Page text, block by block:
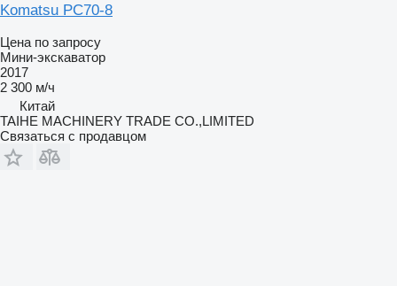
Komatsu PC70-8
Цена по запросу
Мини-экскаватор
2017
2 300 м/ч
Китай
TAIHE MACHINERY TRADE CO.,LIMITED
Связаться с продавцом